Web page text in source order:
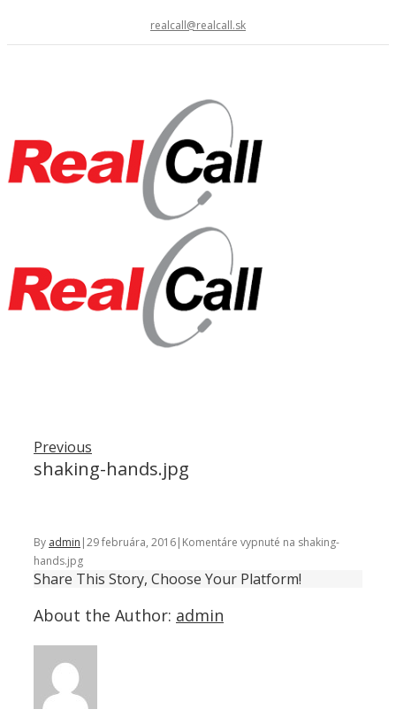
realcall@realcall.sk
Previous
shaking-hands.jpg
By admin |29 februára, 2016| Komentáre vypnuté na shaking-
hands.jpg
Share This Story, Choose Your Platform!
About the Author: admin